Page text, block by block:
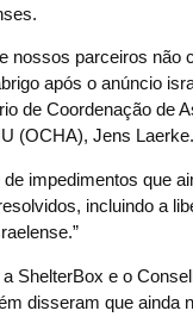
nossos parceiros não
após o anúncio
de Coordenação de
(OCHA), Jens Laerke.
de impedimentos que
incluindo a
ShelterBox e o
disseram que ainda